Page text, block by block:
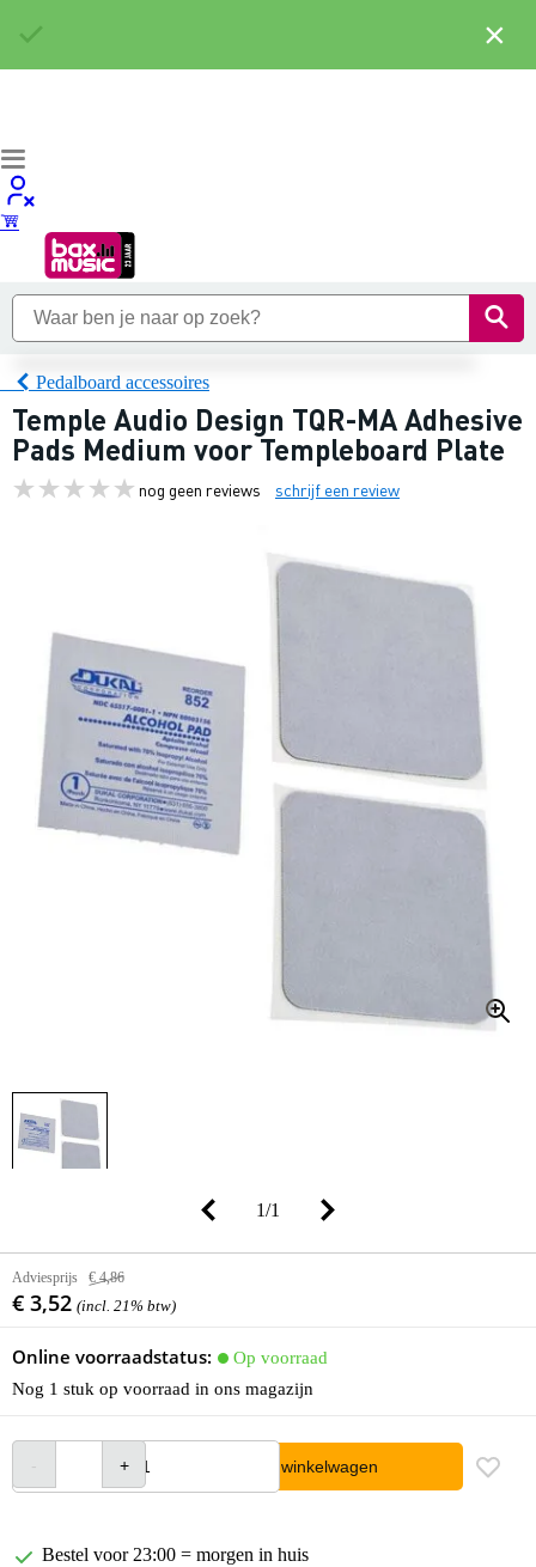
Pedalboard accessoires
Temple Audio Design TQR-MA Adhesive
Pads Medium voor Templeboard Plate
nog geen reviews schrijf een review
1/1
Adviesprijs € 4,86
€ 3,52 (incl. 21% btw)
Online voorraadstatus:
Op voorraad
Nog 1 stuk op voorraad in ons magazijn
In winkelwagen
Bestel voor 23:00 = morgen in huis
×